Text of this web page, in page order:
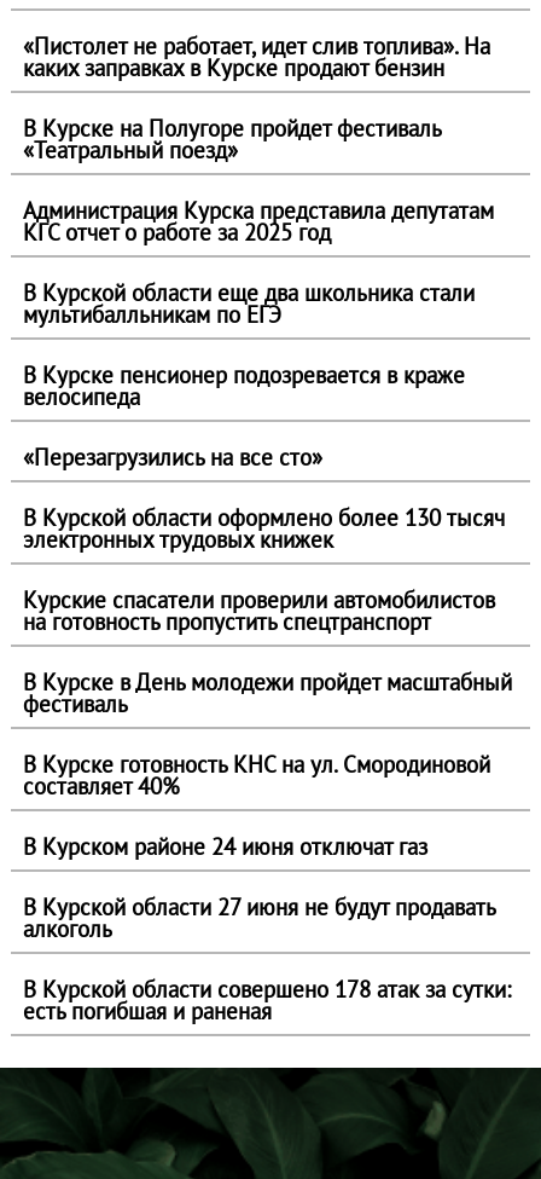
«Пистолет не работает, идет слив топлива». На
каких заправках в Курске продают бензин
В Курске на Полугоре пройдет фестиваль
«Театральный поезд»
Администрация Курска представила депутатам
КГС отчет о работе за 2025 год
В Курской области еще два школьника стали
мультибалльникам по ЕГЭ
В Курске пенсионер подозревается в краже
велосипеда
«Перезагрузились на все сто»
В Курской области оформлено более 130 тысяч
электронных трудовых книжек
Курские спасатели проверили автомобилистов
на готовность пропустить спецтранспорт
В Курске в День молодежи пройдет масштабный
фестиваль
В Курске готовность КНС на ул. Смородиновой
составляет 40%
В Курском районе 24 июня отключат газ
В Курской области 27 июня не будут продавать
алкоголь
В Курской области совершено 178 атак за сутки:
есть погибшая и раненая